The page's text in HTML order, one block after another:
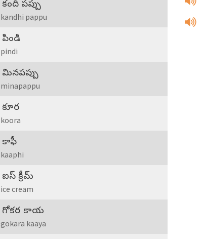
కంది పప్పు
kandhi pappu
పిండి
pindi
మినపప్పు
minapappu
కూర
koora
కాఫీ
kaaphi
ఐస్ క్రీమ్
ice cream
గోకర కాయ
gokara kaaya